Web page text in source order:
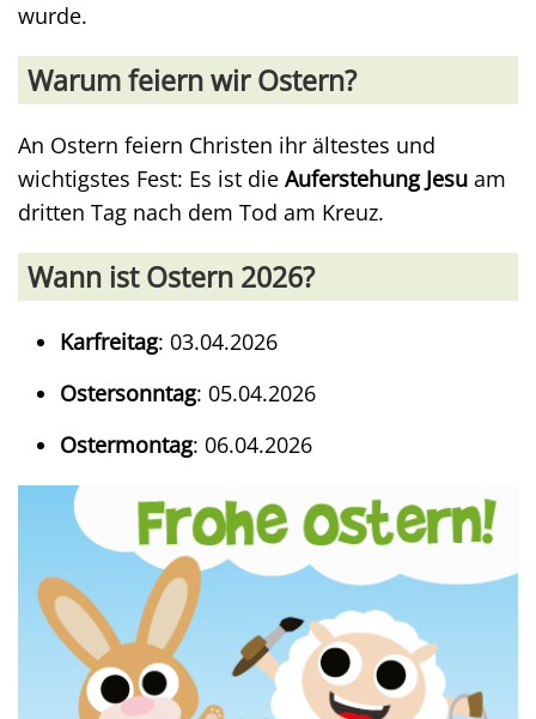
wurde.
Warum feiern wir Ostern?
An Ostern feiern Christen ihr ältestes und
wichtigstes Fest: Es ist die Auferstehung Jesu am
dritten Tag nach dem Tod am Kreuz.
Wann ist Ostern 2026?
Karfreitag: 03.04.2026
Ostersonntag: 05.04.2026
Ostermontag: 06.04.2026